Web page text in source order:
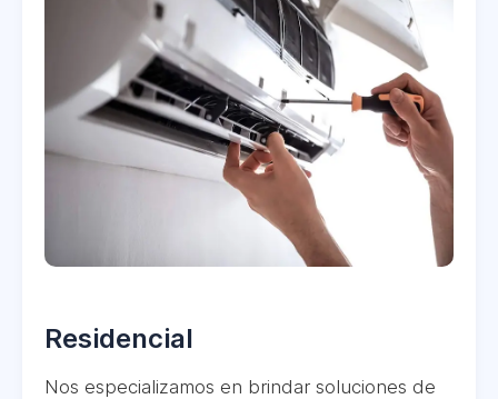
Residencial
Nos especializamos en brindar soluciones de